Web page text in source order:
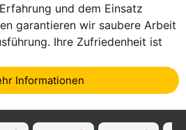
und dem Einsatz
garantieren wir saubere Arbeit
Ihre Zufriedenheit ist
Informationen